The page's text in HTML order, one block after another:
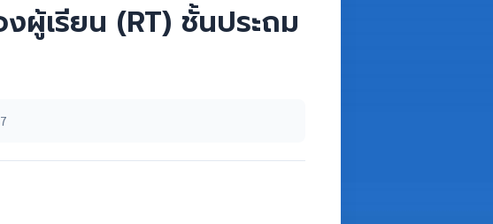
ผู้เรียน (RT) ชั้นประถม